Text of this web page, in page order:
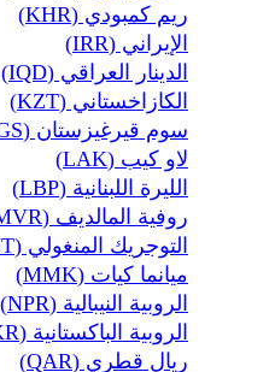
ريم كمبودي (KHR)
الإيراني (IRR)
الدينار العراقي (IQD)
الكازاخستاني (KZT)
سوم قيرغيزستان (KGS)
لاو كيب (LAK)
الليرة اللبنانية (LBP)
روفية المالديف (MVR)
التوجريك المنغولي (MNT)
ميانما كيات (MMK)
الروبية النيبالية (NPR)
الروبية الباكستانية (PKR)
ريال قطري (QAR)